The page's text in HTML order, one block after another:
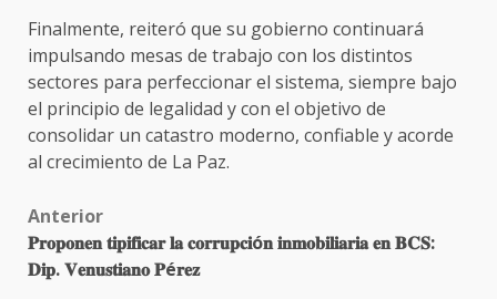
Finalmente, reiteró que su gobierno continuará
impulsando mesas de trabajo con los distintos
sectores para perfeccionar el sistema, siempre bajo
el principio de legalidad y con el objetivo de
consolidar un catastro moderno, confiable y acorde
al crecimiento de La Paz.
Post
navigation
Anterior
𝐏𝐫𝐨𝐩𝐨𝐧𝐞𝐧 𝐭𝐢𝐩𝐢𝐟𝐢𝐜𝐚𝐫 𝐥𝐚 𝐜𝐨𝐫𝐫𝐮𝐩𝐜𝐢ó𝐧 𝐢𝐧𝐦𝐨𝐛𝐢𝐥𝐢𝐚𝐫𝐢𝐚 𝐞𝐧 𝐁𝐂𝐒:
𝐃𝐢𝐩. 𝐕𝐞𝐧𝐮𝐬𝐭𝐢𝐚𝐧𝐨 𝐏é𝐫𝐞𝐳